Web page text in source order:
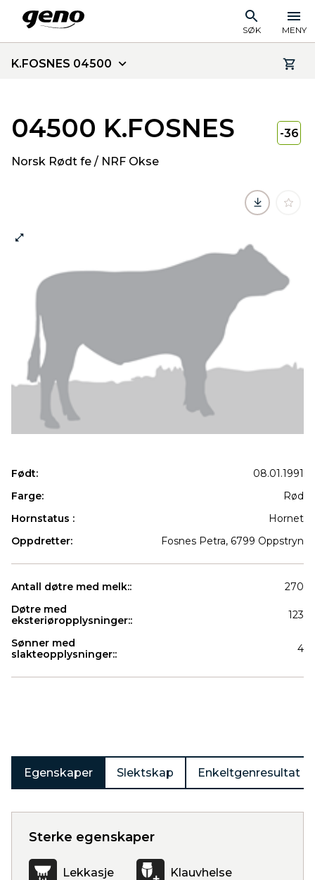
SØK MENY
K.FOSNES 04500
04500 K.FOSNES
Norsk Rødt fe / NRF Okse
-36
Født:
08.01.1991
Farge:
Rød
Hornstatus :
Hornet
Oppdretter:
Fosnes Petra, 6799 Oppstryn
Antall døtre med melk::
270
Døtre med
eksteriøropplysninger::
123
Sønner med
slakteopplysninger::
4
Egenskaper Slektskap Enkeltgenresultat
Sterke egenskaper
Lekkasje Klauvhelse